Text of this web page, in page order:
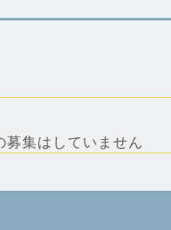
募集はしていません